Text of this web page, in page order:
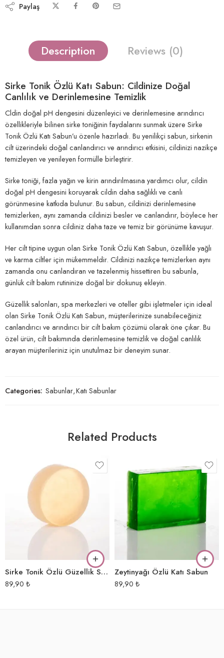
Paylaş
Description Reviews (0)
Sirke Tonik Özlü Katı Sabun: Cildinize Doğal
Canlılık ve Derinlemesine Temizlik
Cldin doğal pH dengesini düzenleyici ve derinlemesine arındırıcı
özellikleriyle bilinen sirke toniğinin faydalarını sunmak üzere Sirke
Tonik Özlü Katı Sabun’u özenle hazırladı. Bu yenilikçi sabun, sirkenin
cilt üzerindeki doğal canlandırıcı ve arındırıcı etkisini, cildinizi nazikçe
temizleyen ve yenileyen formülle birleştirir.
Sirke toniği, fazla yağın ve kirin arındırılmasına yardımcı olur, cildin
doğal pH dengesini koruyarak cildin daha sağlıklı ve canlı
görünmesine katkıda bulunur. Bu sabun, cildinizi derinlemesine
temizlerken, aynı zamanda cildinizi besler ve canlandırır, böylece her
kullanımdan sonra cildiniz daha taze ve temiz bir görünüme kavuşur.
Her cilt tipine uygun olan Sirke Tonik Özlü Katı Sabun, özellikle yağlı
ve karma ciltler için mükemmeldir. Cildinizi nazikçe temizlerken aynı
zamanda onu canlandıran ve tazelenmiş hissettiren bu sabunla,
günlük cilt bakım rutininize doğal bir dokunuş ekleyin.
Güzellik salonları, spa merkezleri ve oteller gibi işletmeler için ideal
olan Sirke Tonik Özlü Katı Sabun, müşterilerinize sunabileceğiniz
canlandırıcı ve arındırıcı bir cilt bakım çözümü olarak öne çıkar. Bu
özel ürün, cilt bakımında derinlemesine temizlik ve doğal canlılık
arayan müşterileriniz için unutulmaz bir deneyim sunar.
Categories: Sabunlar,Katı Sabunlar
Related Products
Sirke Tonik Özlü Güzellik Sabunu
89,90 ₺
Zeytinyağı Özlü Katı Sabun
89,90 ₺